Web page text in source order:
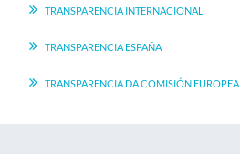
TRANSPARENCIA INTERNACIONAL
TRANSPARENCIA ESPAÑA
TRANSPARENCIA DA COMISIÓN EUROPEA